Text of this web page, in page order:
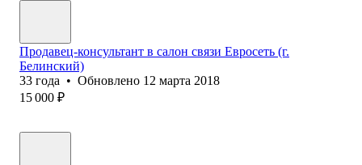
Продавец-консультант в салон связи Евросеть (г.
Белинский)
33 года • Обновлено 12 марта 2018
15 000 ₽